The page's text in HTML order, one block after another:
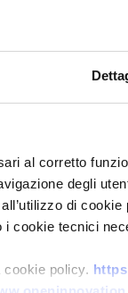
al corretto
degli
di
cookie tecnici
policy.
integrato
per
benefici